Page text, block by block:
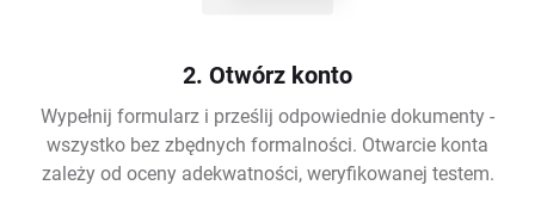
2. Otwórz konto
Wypełnij formularz i prześlij odpowiednie dokumenty -
wszystko bez zbędnych formalności. Otwarcie konta
zależy od oceny adekwatności, weryfikowanej testem.